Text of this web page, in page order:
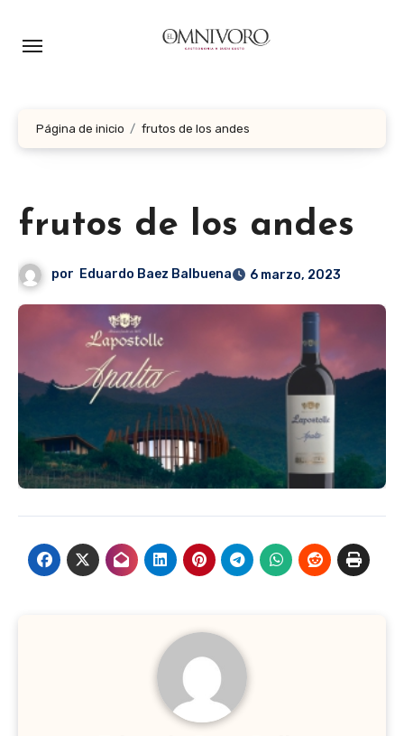
Página de inicio frutos de los andes
frutos de los andes
por Eduardo Baez Balbuena 6 marzo, 2023